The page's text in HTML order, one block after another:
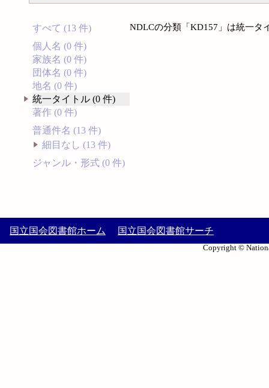
すべて (13 件)
個人名 (0 件)
家族名 (0 件)
団体名 (0 件)
地名 (0 件)
統一タイトル (0 件)
著作 (0 件)
普通件名 (13 件)
細目なし (13 件)
ジャンル・形式 (0 件)
NDLCの分類「KD157」は統一タ
国立国会図書館ホーム 国立国会図書館サーチ
Copyright ©